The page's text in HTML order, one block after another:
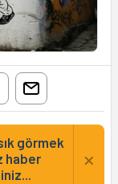
görmek
haber
×